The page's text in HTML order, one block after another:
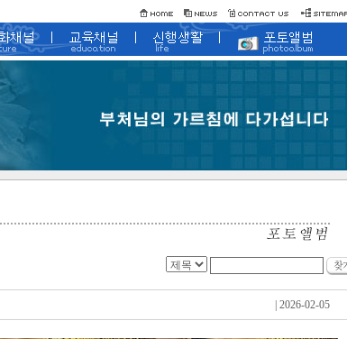
| 2026-02-05